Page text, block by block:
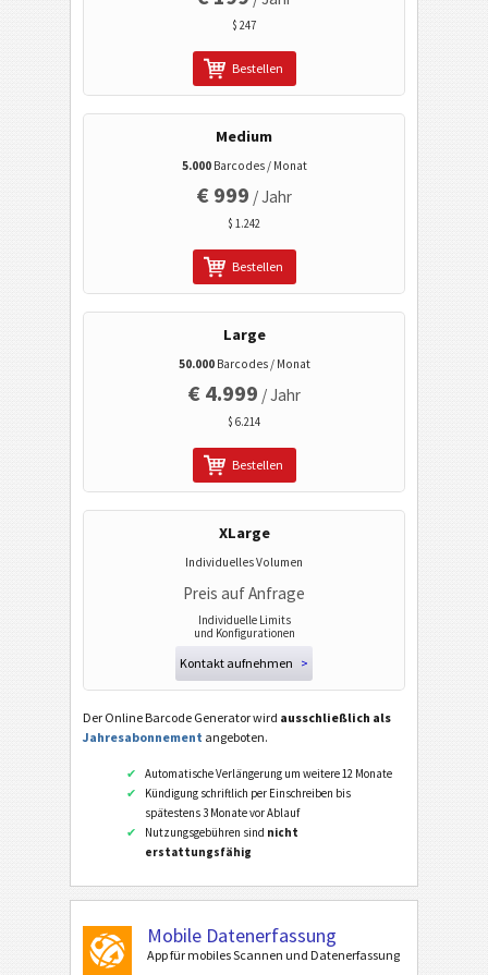
Electronic Banking / SEPA
Mobile Tagging
Gesundheitswesen
ISBN Codes
Visitenkarten
Kalender Codes
Wi-Fi Barcodes
$ 247
Bestellen
Medium
5.000Barcodes / Monat
€ 999 / Jahr
$ 1.242
Bestellen
Large
50.000Barcodes / Monat
€ 4.999 / Jahr
$ 6.214
Bestellen
XLarge
Individuelles Volumen
Preis auf Anfrage
Individuelle Limits
und Konfigurationen
Kontakt aufnehmen >
Der Online Barcode Generator wird ausschließlich als
Jahresabonnement angeboten.
Automatische Verlängerung um weitere 12 Monate
Kündigung schriftlich per Einschreiben bis
spätestens 3 Monate vor Ablauf
Nutzungsgebühren sind nicht
erstattungsfähig
Mobile Datenerfassung
App für mobiles Scannen und Datenerfassung